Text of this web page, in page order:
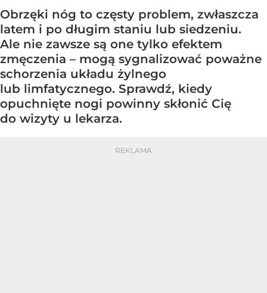
Obrzęki nóg to częsty problem, zwłaszcza
latem i po długim staniu lub siedzeniu.
Ale nie zawsze są one tylko efektem
zmęczenia – mogą sygnalizować poważne
schorzenia układu żylnego
lub limfatycznego. Sprawdź, kiedy
opuchnięte nogi powinny skłonić Cię
do wizyty u lekarza.